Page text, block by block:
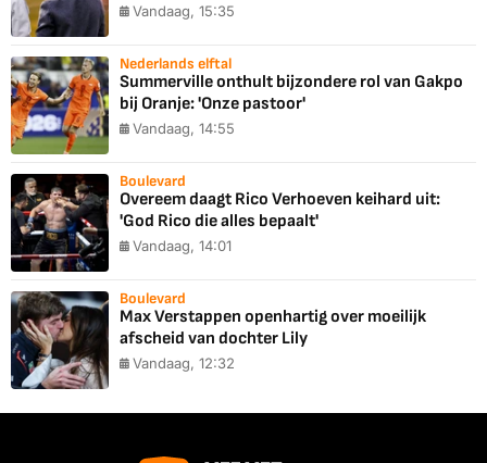
Vandaag, 15:35
Nederlands elftal
Summerville onthult bijzondere rol van Gakpo
bij Oranje: 'Onze pastoor'
Vandaag, 14:55
Boulevard
Overeem daagt Rico Verhoeven keihard uit:
'God Rico die alles bepaalt'
Vandaag, 14:01
Boulevard
Max Verstappen openhartig over moeilijk
afscheid van dochter Lily
Vandaag, 12:32